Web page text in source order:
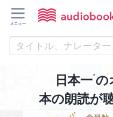
日本一※の
本の朗読が